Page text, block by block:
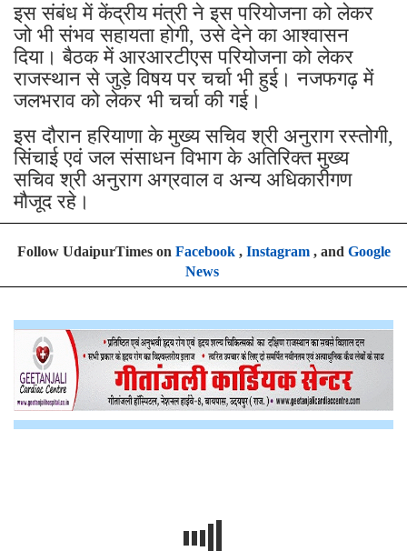
इस संबंध में केंद्रीय मंत्री ने इस परियोजना को लेकर
जो भी संभव सहायता होगी, उसे देने का आश्वासन
दिया। बैठक में आरआरटीएस परियोजना को लेकर
राजस्थान से जुड़े विषय पर चर्चा भी हुई। नजफगढ़ में
जलभराव को लेकर भी चर्चा की गई।
इस दौरान हरियाणा के मुख्य सचिव श्री अनुराग रस्तोगी,
सिंचाई एवं जल संसाधन विभाग के अतिरिक्त मुख्य
सचिव श्री अनुराग अग्रवाल व अन्य अधिकारीगण
मौजूद रहे।
Follow UdaipurTimes on Facebook, Instagram, and Google
News